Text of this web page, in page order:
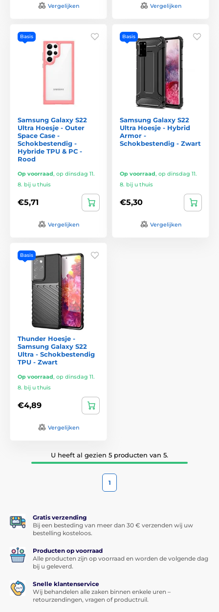
Vergelijken Vergelijken
Basis
Samsung Galaxy S22
Ultra Hoesje - Outer
Space Case -
Schokbestendig -
Hybride TPU & PC -
Rood
Op voorraad, op dinsdag 11.
8. bij u thuis
€5,71
Vergelijken
Basis
Samsung Galaxy S22
Ultra Hoesje - Hybrid
Armor -
Schokbestendig - Zwart
Op voorraad, op dinsdag 11.
8. bij u thuis
€5,30
Vergelijken
Basis
Thunder Hoesje -
Samsung Galaxy S22
Ultra - Schokbestendig
TPU - Zwart
Op voorraad, op dinsdag 11.
8. bij u thuis
€4,89
Vergelijken
U heeft al gezien 5 producten van 5.
1
Gratis verzending
Bij een besteding van meer dan 30 € verzenden wij uw
bestelling kosteloos.
Producten op voorraad
Alle producten zijn op voorraad en worden de volgende dag
bij u geleverd.
Snelle klantenservice
Wij behandelen alle zaken binnen enkele uren –
retourzendingen, vragen of productruil.